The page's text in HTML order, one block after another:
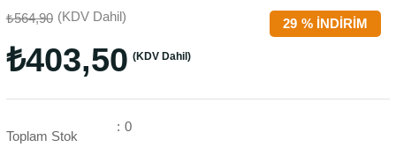
%
29 İNDIRIM
₺564,90 (KDV Dahil)
₺403,50 (KDV Dahil)
Toplam Stok
: 0